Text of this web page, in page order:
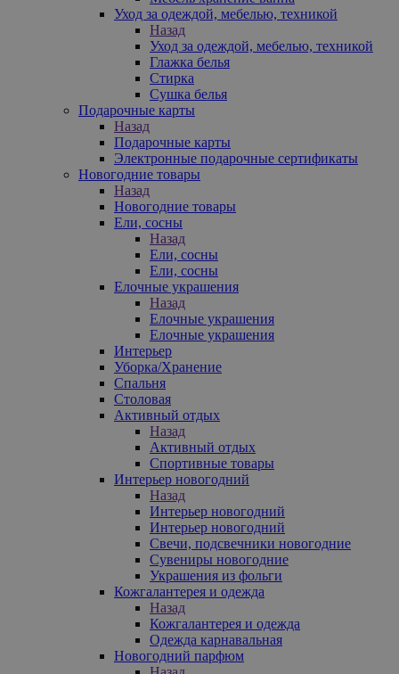
Уход за одеждой, мебелью, техникой
Назад
Уход за одеждой, мебелью, техникой
Глажка белья
Стирка
Сушка белья
Подарочные карты
Назад
Подарочные карты
Электронные подарочные сертификаты
Новогодние товары
Назад
Новогодние товары
Ели, сосны
Назад
Ели, сосны
Ели, сосны
Елочные украшения
Назад
Елочные украшения
Елочные украшения
Интерьер
Уборка/Хранение
Спальня
Столовая
Активный отдых
Назад
Активный отдых
Спортивные товары
Интерьер новогодний
Назад
Интерьер новогодний
Интерьер новогодний
Свечи, подсвечники новогодние
Сувениры новогодние
Украшения из фольги
Кожгалантерея и одежда
Назад
Кожгалантерея и одежда
Одежда карнавальная
Новогодний парфюм